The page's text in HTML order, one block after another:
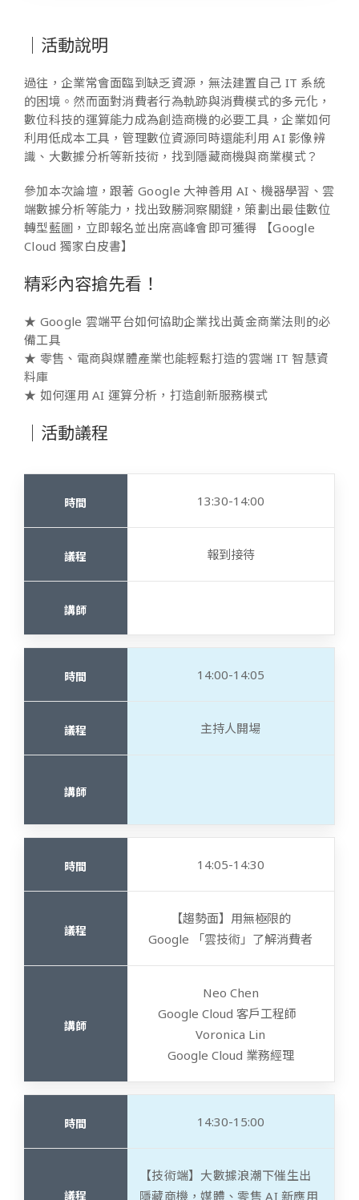
｜活動說明
過往，企業常會面臨到缺乏資源，無法建置自己 IT 系統
的困境。然而面對消費者行為軌跡與消費模式的多元化，
數位科技的運算能力成為創造商機的必要工具，企業如何
利用低成本工具，管理數位資源同時還能利用 AI 影像辨
識、大數據分析等新技術，找到隱藏商機與商業模式？
參加本次論壇，跟著 Google 大神善用 AI、機器學習、雲
端數據分析等能力，找出致勝洞察關鍵，策劃出最佳數位
轉型藍圖，立即報名並出席高峰會即可獲得 【Google
Cloud 獨家白皮書】
精彩內容搶先看！
★ Google 雲端平台如何協助企業找出黃金商業法則的必
備工具
★ 零售、電商與媒體產業也能輕鬆打造的雲端 IT 智慧資
料庫
★ 如何運用 AI 運算分析，打造創新服務模式
｜活動議程
13:30-14:00
報到接待
14:00-14:05
主持人開場
14:05-14:30
【趨勢面】用無極限的
Google 「雲技術」了解消費者
Neo Chen
Google Cloud 客戶工程師
Voronica Lin
Google Cloud 業務經理
14:30-15:00
【技術端】大數據浪潮下催生出
隱藏商機，媒體、零售 AI 新應用